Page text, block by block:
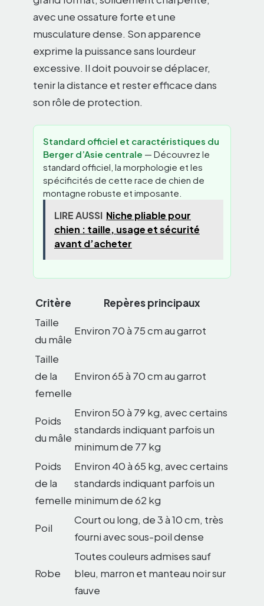
avec une ossature forte et une
musculature dense. Son apparence
exprime la puissance sans lourdeur
excessive. Il doit pouvoir se déplacer,
tenir la distance et rester efficace dans
son rôle de protection.
Standard officiel et caractéristiques du
Berger d’Asie centrale — Découvrez le
standard officiel, la morphologie et les
spécificités de cette race de chien de
montagne robuste et imposante.
LIRE AUSSI Niche pliable pour
chien : taille, usage et sécurité
avant d’acheter
Critère
Repères principaux
Taille
du mâle
Environ 70 à 75 cm au garrot
Taille
de la
femelle
Environ 65 à 70 cm au garrot
Poids
du mâle
Environ 50 à 79 kg, avec certains
standards indiquant parfois un
minimum de 77 kg
Poids
de la
femelle
Environ 40 à 65 kg, avec certains
standards indiquant parfois un
minimum de 62 kg
Poil
Court ou long, de 3 à 10 cm, très
fourni avec sous-poil dense
Robe
Toutes couleurs admises sauf
bleu, marron et manteau noir sur
fauve